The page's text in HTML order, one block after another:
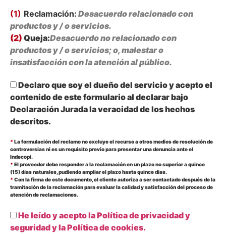
(1) Reclamación: Desacuerdo relacionado con
productos y / o servicios.
(2) Queja:Desacuerdo no relacionado con
productos y / o servicios; o, malestar o
insatisfacción con la atención al público.
Declaro que soy el dueño del servicio y acepto el
contenido de este formulario al declarar bajo
Declaración Jurada la veracidad de los hechos
descritos.
* La formulación del reclamo no excluye el recurso a otros medios de resolución de
controversias ni es un requisito previo para presentar una denuncia ante el
Indecopi.
* El proveedor debe responder a la reclamación en un plazo no superior a quince
(15) días naturales, pudiendo ampliar el plazo hasta quince días.
* Con la firma de este documento, el cliente autoriza a ser contactado después de la
tramitación de la reclamación para evaluar la calidad y satisfacción del proceso de
atención de reclamaciones.
He leído y acepto la Política de privacidad y
seguridad y la Política de cookies.